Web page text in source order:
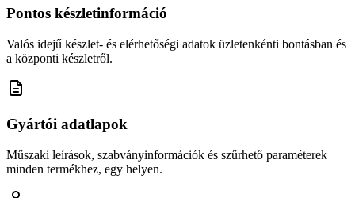
Pontos készletinformáció
Valós idejű készlet- és elérhetőségi adatok üzletenkénti bontásban és
a központi készletről.
Gyártói adatlapok
Műszaki leírások, szabványinformációk és szűrhető paraméterek
minden termékhez, egy helyen.